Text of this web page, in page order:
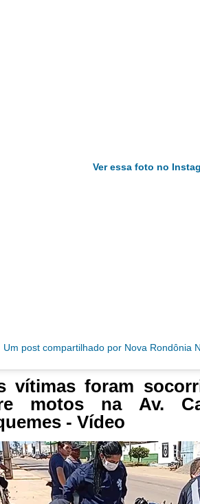
Ver essa foto no
Um post compartilhado por Nova Rondônia
vítimas foram
motos na Av.
- Vídeo